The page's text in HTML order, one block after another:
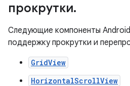
прокрутки.
Следующие компоненты
поддержку прокрутки и
GridView
HorizontalScrollView